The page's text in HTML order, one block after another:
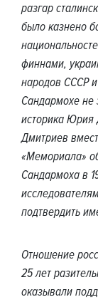
разгар
было казнено
финнами,
народов СССР
Сандармохе не
историка Юрия
Дмитриев
«Мемориала»
Сандармоха в
подтвердить
Отношение
25 лет
оказывали